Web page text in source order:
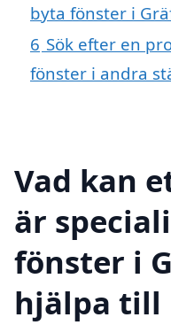
byta fönster i
6 Sök efter en
fönster i andra
Vad kan
är
fönster i
hjälpa till